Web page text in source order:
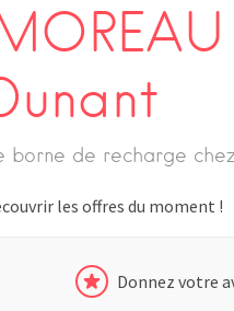
borne de recharge
les offres du moment !
Donnez votre